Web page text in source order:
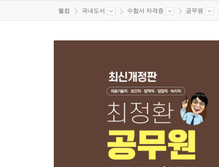
웰컴 국내도서 수험서 자격증 공무원